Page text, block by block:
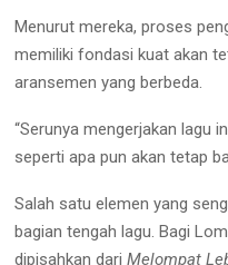
Menurut mereka, proses
memiliki fondasi kuat akan
aransemen yang berbeda.
“Serunya mengerjakan lagu
seperti apa pun akan tetap
Salah satu elemen yang
bagian tengah lagu. Bagi
dipisahkan dari Melompat